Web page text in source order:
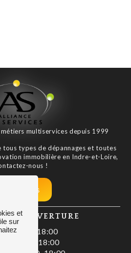
multiservices depuis 1999
tous types de dépannages et toutes
immobilière en Indre-et-Loire,
nous !
Nos tarifs
D'OUVERTURE
: 08:00–18:00
: 08:00–18:00
et
sur